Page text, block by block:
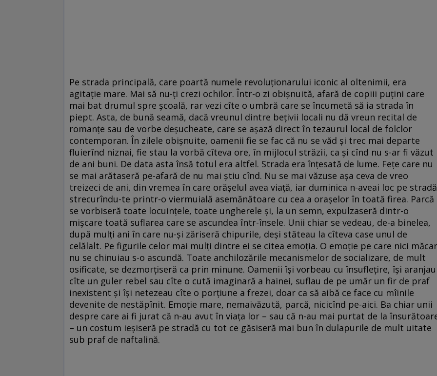
Pe strada principală, care poartă numele revoluţionarului iconic al oltenimii, era
agitaţie mare. Mai să nu-ţi crezi ochilor. Într-o zi obişnuită, afară de copiii puţini care
mai bat drumul spre şcoală, rar vezi cîte o umbră care se încumetă să ia strada în
piept. Asta, de bună seamă, dacă vreunul dintre beţivii locali nu dă vreun recital de
romanţe sau de vorbe deşucheate, care se aşază direct în tezaurul local de folclor
contemporan. În zilele obişnuite, oamenii fie se fac că nu se văd şi trec mai departe
fluierînd niznai, fie stau la vorbă cîteva ore, în mijlocul străzii, ca şi cînd nu s-ar fi văzut
de ani buni. De data asta însă totul era altfel. Strada era înţesată de lume. Feţe care nu
se mai arătaseră pe-afară de nu mai ştiu cînd. Nu se mai văzuse aşa ceva de vreo
treizeci de ani, din vremea în care orăşelul avea viaţă, iar duminica n-aveai loc pe
strecurîndu-te printr-o viermuială asemănătoare cu cea a oraşelor în toată firea. Parcă
se vorbiseră toate locuinţele, toate ungherele şi, la un semn, expulzaseră dintr-o
mişcare toată suflarea care se ascundea într-însele. Unii chiar se vedeau, de-a binelea,
după mulţi ani în care nu-şi zăriseră chipurile, deşi stăteau la cîteva case unul de
celălalt. Pe figurile celor mai mulţi dintre ei se citea emoţia. O emoţie pe care nici măcar
nu se chinuiau s-o ascundă. Toate anchilozările mecanismelor de socializare, de mult
osificate, se dezmorţiseră ca prin minune. Oamenii îşi vorbeau cu însufleţire, îşi aranjau
cîte un guler rebel sau cîte o cută imaginară a hainei, suflau de pe umăr un fir de praf
inexistent şi îşi netezeau cîte o porţiune a frezei, doar ca să aibă ce face cu mîinile
devenite de nestăpînit. Emoţie mare, nemaivăzută, parcă, nicicînd pe-aici. Ba chiar unii
despre care ai fi jurat că n-au avut în viaţa lor – sau că n-au mai purtat de la
– un costum ieşiseră pe stradă cu tot ce găsiseră mai bun în dulapurile de mult uitate
sub praf de naftalină.